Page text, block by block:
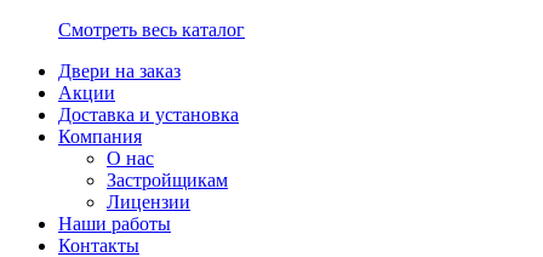
Смотреть весь каталог
Двери на заказ
Акции
Доставка и установка
Компания
О нас
Застройщикам
Лицензии
Наши работы
Контакты